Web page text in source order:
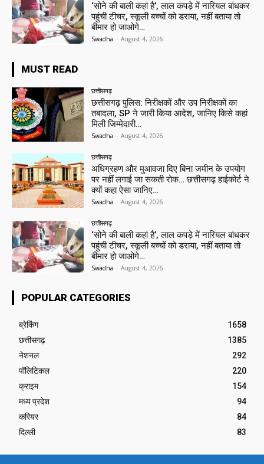
‘सोने की बाली कहां है’, लाल कपड़े में नारियल बांधकर
पहुंची टीचर, स्कूली बच्चों को डराया, नहीं बताया तो
बीमार हो जाओगे…
Swadha - August 4, 2026
MUST READ
छत्तीसगढ़
छत्तीसगढ़ पुलिस: निरीक्षकों और उप निरीक्षकों का
तबादला, SP ने जारी किया आदेश, जानिए किसे कहां
मिली जिम्मेदारी…
Swadha - August 4, 2026
छत्तीसगढ़
अधिग्रहण और मुआवजा दिए बिना जमीन के उपयोग
पर नहीं लगाई जा सकती रोक… छत्तीसगढ़ हाईकोर्ट ने
क्यों कहा ऐसा जानिए…
Swadha - August 4, 2026
छत्तीसगढ़
‘सोने की बाली कहां है’, लाल कपड़े में नारियल बांधकर
पहुंची टीचर, स्कूली बच्चों को डराया, नहीं बताया तो
बीमार हो जाओगे…
Swadha - August 4, 2026
POPULAR CATEGORIES
ब्रेकिंग
1658
छत्तीसगढ़
1385
नेशनल
292
पॉलिटिकल
220
क्राइम
154
मध्य प्रदेश
94
करियर
84
दिल्ली
83